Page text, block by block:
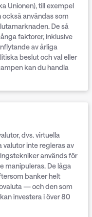
Unionen), till exempel
användas som
De så
faktorer, inklusive
av årliga
beslut och val eller
kan du handla
dvs. virtuella
valutor inte regleras av
används för
manipuleras. De låga
banker helt
— och den som
investera i över 80